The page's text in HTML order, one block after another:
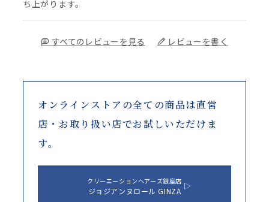
ち上がります。
すべてのレビューを見る レビューを書く
オンラインストアの全ての商品は直営
店・お取り扱い店でお試しいただけま
す。
クリーエーションヘアーズ銀座店
ジョジアンヌロール GINZA